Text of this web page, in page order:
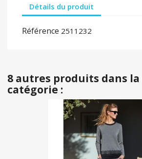
Détails du produit
Référence 2511232
8 autres produits dans la
catégorie :